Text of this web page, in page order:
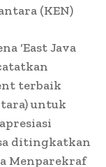
(KEN)
‘East Java
terbaik
untuk
ditingkatkan
Menparekraf